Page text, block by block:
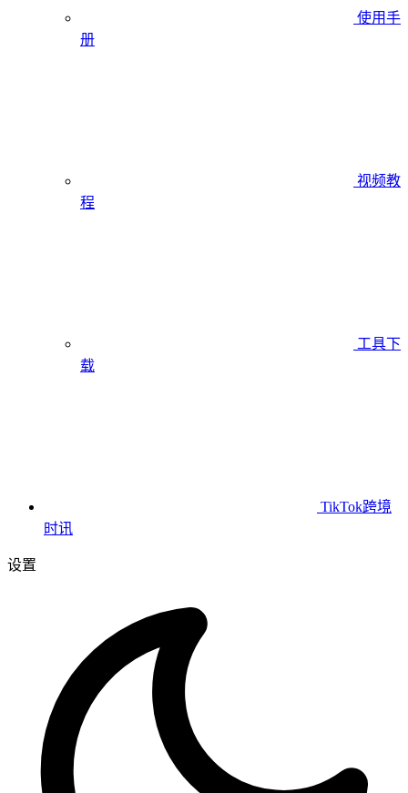
使用手
册
视频教
程
工具下
载
TikTok跨境
时讯
设置